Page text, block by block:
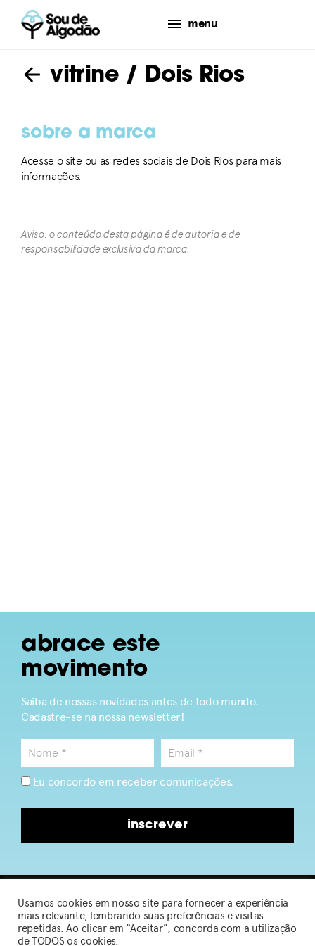
menu
vitrine/ Dois Rios
sobre a marca
Acesse o site ou as redes sociais de Dois Rios para mais
informações.
Aviso: o conteúdo desta página é de autoria e de
responsabilidade exclusiva da marca.​
abrace este
movimento
Saiba de nossas novidades antes de todo mundo.
Cadastre-se na nossa newsletter!
Eu concordo em receber comunicações.
inscrever
2026 © Sou de Algodão
Usamos cookies em nosso site para fornecer a experiência
mais relevante, lembrando suas preferências e visitas
repetidas. Ao clicar em “Aceitar”, concorda com a utilização
de TODOS os cookies.